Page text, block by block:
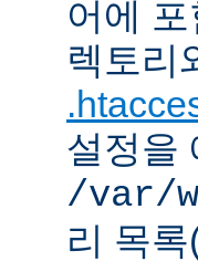
어에
렉토리
설정을
/var/
리 목